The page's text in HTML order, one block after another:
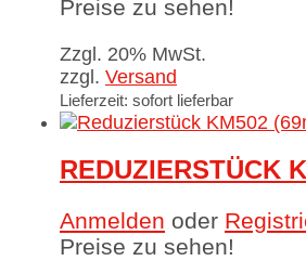
Preise zu sehen!
Zzgl. 20% MwSt.
zzgl. Versand
Lieferzeit: sofort lieferbar
REDUZIERSTÜCK
Anmelden oder
Preise zu sehen!